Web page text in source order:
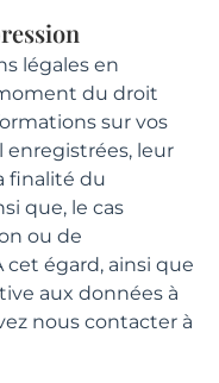
légales en
du droit
sur vos
enregistrées, leur
finalité du
que, le cas
ou de
cet égard, ainsi que
aux données à
nous contacter à